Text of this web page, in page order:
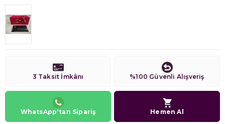
3 Taksit İmkânı %100 Güvenli Alışveriş
WhatsApp'tan Sipariş Hemen Al